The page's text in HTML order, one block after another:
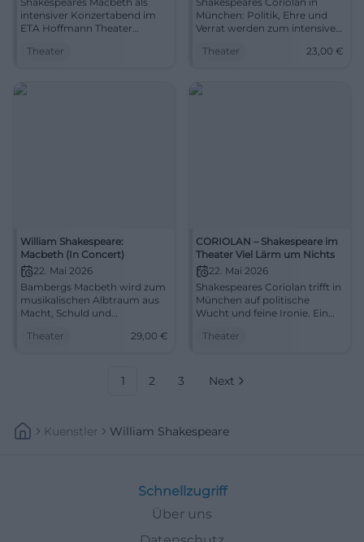
intensiver Konzertabend im
ETA Hoffmann Theater
Machtrausch und düstere
jetzt Karten sichern. #Theater
Theater
München: Politik, Ehre und
Verrat werden zum intensiven
€. Jetzt live erleben. #Theater
Theater 23,00 €
William Shakespeare:
Macbeth (In Concert)
22. Mai 2026
Bambergs Macbeth wird zum
musikalischen Albtraum aus
Macht, Schuld und
Studio des ETA Hoffmann
Theater 29,00 €
CORIOLAN – Shakespeare im
Theater Viel Lärm um Nichts
22. Mai 2026
Shakespeares Coriolan trifft in
München auf politische
Wucht und feine Ironie. Ein
Bühne und Gegenwart.
Theater
1 2 3 Next
Kuenstler William Shakespeare
Schnellzugriff
Über uns